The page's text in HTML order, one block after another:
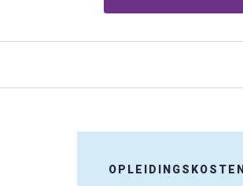
OPLEIDINGSKOSTEN